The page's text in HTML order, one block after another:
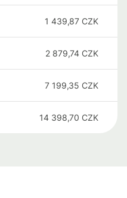
1 439,87 CZK
2 879,74 CZK
7 199,35 CZK
14 398,70 CZK